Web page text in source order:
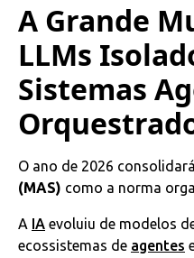
A Grande
LLMs
Sistemas
O ano de 2026
(MAS) como a norma
A IA evoluiu de modelos
ecossistemas de agentes